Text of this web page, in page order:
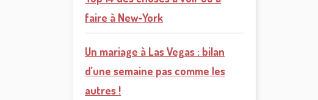
faire à New-York
Un mariage à Las Vegas : bilan
d’une semaine pas comme les
autres !